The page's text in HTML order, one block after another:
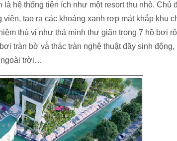
hệ thống tiện ích như một resort thu nhỏ. Chủ
tạo ra các khoảng xanh rợp mát khắp khu
thú vị như thả mình thư giãn trong 7 hồ bơi
tràn bờ và thác tràn nghệ thuật đầy sinh động,
ngoài trời…